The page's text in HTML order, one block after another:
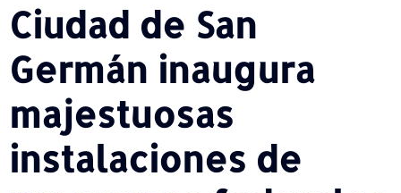
Ciudad de San
Germán inaugura
majestuosas
instalaciones de